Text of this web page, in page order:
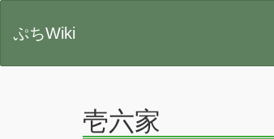
ぷちWiki
壱六家